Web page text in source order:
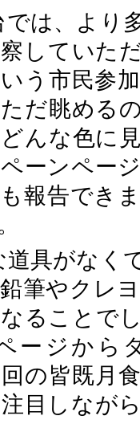
では、より
していた
う市民参
だ眺める
んな色に
ーンペー
報告でき
道具がなく
筆やクレ
ることで
ージから
の皆既月
目しなが